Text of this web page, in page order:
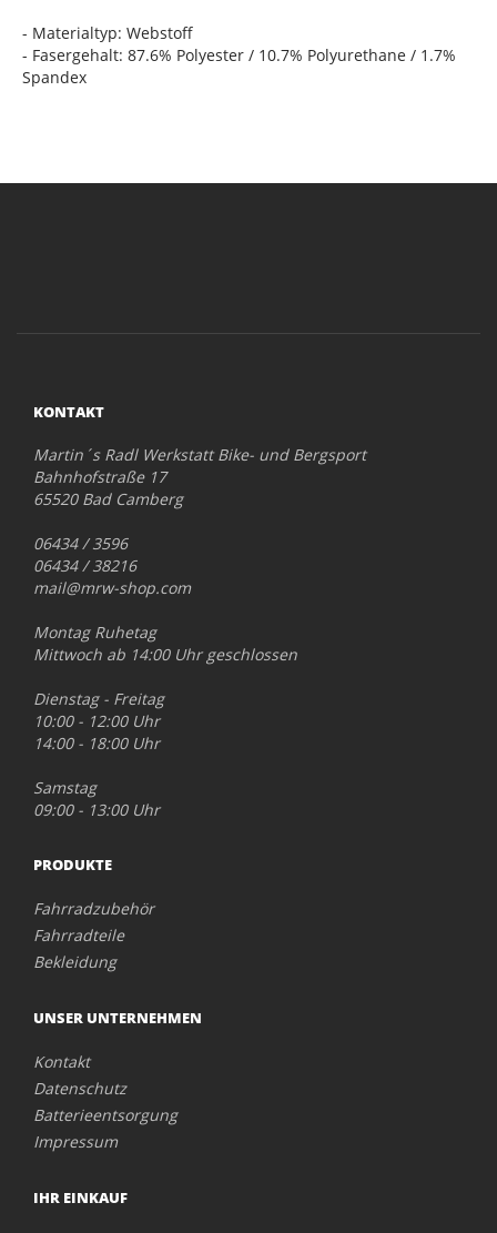
- Materialtyp: Webstoff
- Fasergehalt: 87.6% Polyester / 10.7% Polyurethane / 1.7%
Spandex
KONTAKT
Martin´s Radl Werkstatt Bike- und Bergsport
Bahnhofstraße 17
65520 Bad Camberg
06434 / 3596
06434 / 38216
mail@mrw-shop.com
Montag Ruhetag
Mittwoch ab 14:00 Uhr geschlossen
Dienstag - Freitag
10:00 - 12:00 Uhr
14:00 - 18:00 Uhr
Samstag
09:00 - 13:00 Uhr
PRODUKTE
Fahrradzubehör
Fahrradteile
Bekleidung
UNSER UNTERNEHMEN
Kontakt
Datenschutz
Batterieentsorgung
Impressum
IHR EINKAUF